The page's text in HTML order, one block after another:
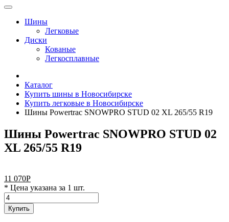
Шины
Легковые
Диски
Кованые
Легкосплавные
Каталог
Купить шины в Новосибирске
Купить легковые в Новосибирске
Шины Powertrac SNOWPRO STUD 02 XL 265/55 R19
Шины Powertrac SNOWPRO STUD 02
XL 265/55 R19
11 070Р
* Цена указана за 1 шт.
Купить